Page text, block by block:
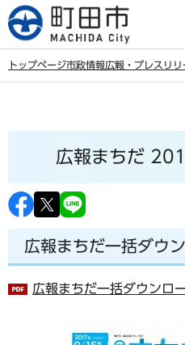
こ
の
す
トップページ市政情報広報・プレスリリ
ら
広報まちだ
広報まちだ一括ダウ
広報まちだ一括ダウンロ